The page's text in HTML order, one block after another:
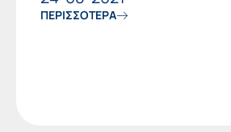
ΠΕΡΙΣΣΟΤΕΡΑ